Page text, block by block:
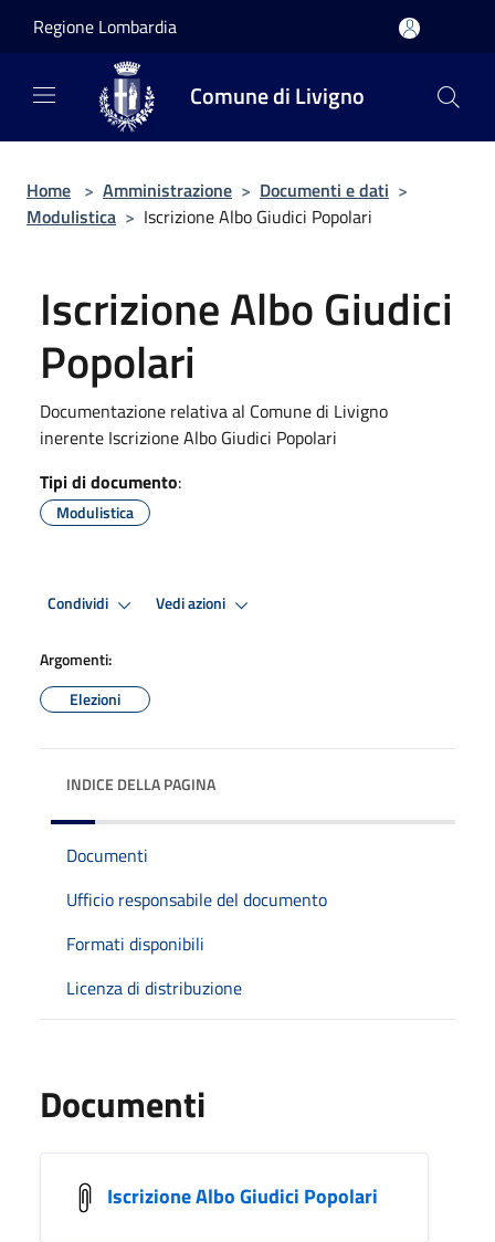
Regione Lombardia
Comune di Livigno
Home > Amministrazione > Documenti e dati >
Modulistica > Iscrizione Albo Giudici Popolari
Iscrizione Albo Giudici
Popolari
Documentazione relativa al Comune di Livigno
inerente Iscrizione Albo Giudici Popolari
Tipi di documento:
Modulistica
Condividi Vedi azioni
Argomenti:
Elezioni
INDICE DELLA PAGINA
Documenti
Ufficio responsabile del documento
Formati disponibili
Licenza di distribuzione
Documenti
Iscrizione Albo Giudici Popolari